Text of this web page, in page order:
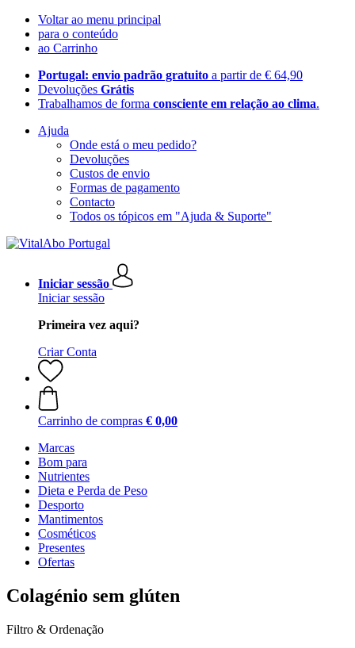
Voltar ao menu principal
para o conteúdo
ao Carrinho
Portugal: envio padrão gratuito a partir de € 64,90
Devoluções Grátis
Trabalhamos de forma consciente em relação ao clima.
Ajuda
Onde está o meu pedido?
Devoluções
Custos de envio
Formas de pagamento
Contacto
Todos os tópicos em "Ajuda & Suporte"
Iniciar sessão
Iniciar sessão
Primeira vez aqui?
Criar Conta
Carrinho de compras € 0,00
Marcas
Bom para
Nutrientes
Dieta e Perda de Peso
Desporto
Mantimentos
Cosméticos
Presentes
Ofertas
Colagénio sem glúten
Filtro & Ordenação